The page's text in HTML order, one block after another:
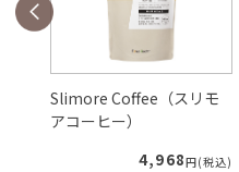
Slimore Coffee（スリモ
アコーヒー）
4,968円(税込)